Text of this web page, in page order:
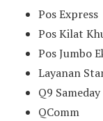
Pos Express
Pos Kilat
Pos Jumbo
Layanan
Q9
QComm